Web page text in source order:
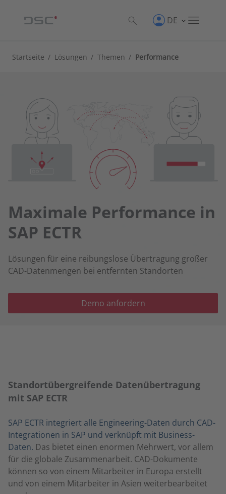
DE
Startseite / Lösungen / Themen / Performance
Maximale Performance in
SAP ECTR
Lösungen für eine reibungslose Übertragung großer
CAD-Datenmengen bei entfernten Standorten
Demo anfordern
Standort­übergreifende Daten­übertragung
mit SAP ECTR
SAP ECTR integriert alle Engineering-Daten durch CAD-
Integrationen in SAP und verknüpft mit Business-
Daten. Das bietet einen enormen Mehrwert, vor allem
für die globale Zusammenarbeit. CAD-Dokumente
können so von einem Mitarbeiter in Europa erstellt
und von einem Mitarbeiter in Asien weiterbearbeitet